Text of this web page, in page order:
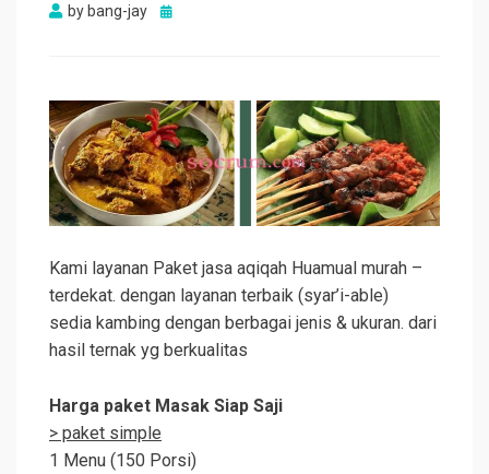
by bang-jay
Posted
Kami layanan Paket jasa aqiqah Huamual murah –
terdekat. dengan layanan terbaik (syar’i-able)
sedia kambing dengan berbagai jenis & ukuran. dari
hasil ternak yg berkualitas
Harga paket Masak Siap Saji
> paket simple
1 Menu (150 Porsi)